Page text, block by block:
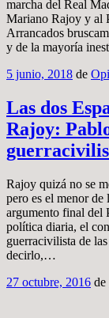
marcha del Real
Mariano Rajoy y al
Arrancados
y de la mayoría
5 junio, 2018 de
Las dos
Rajoy:
Rajoy quizá no se
pero es el menor de
argumento final del
política diaria, el
guerracivilista de
decirlo,…
27 octubre, 2016 de